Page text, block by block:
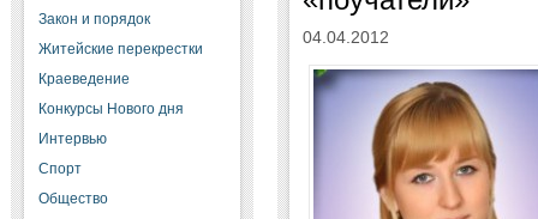
Закон и порядок
Житейские перекрестки
Краеведение
Конкурсы Нового дня
Интервью
Спорт
Общество
04.04.2012